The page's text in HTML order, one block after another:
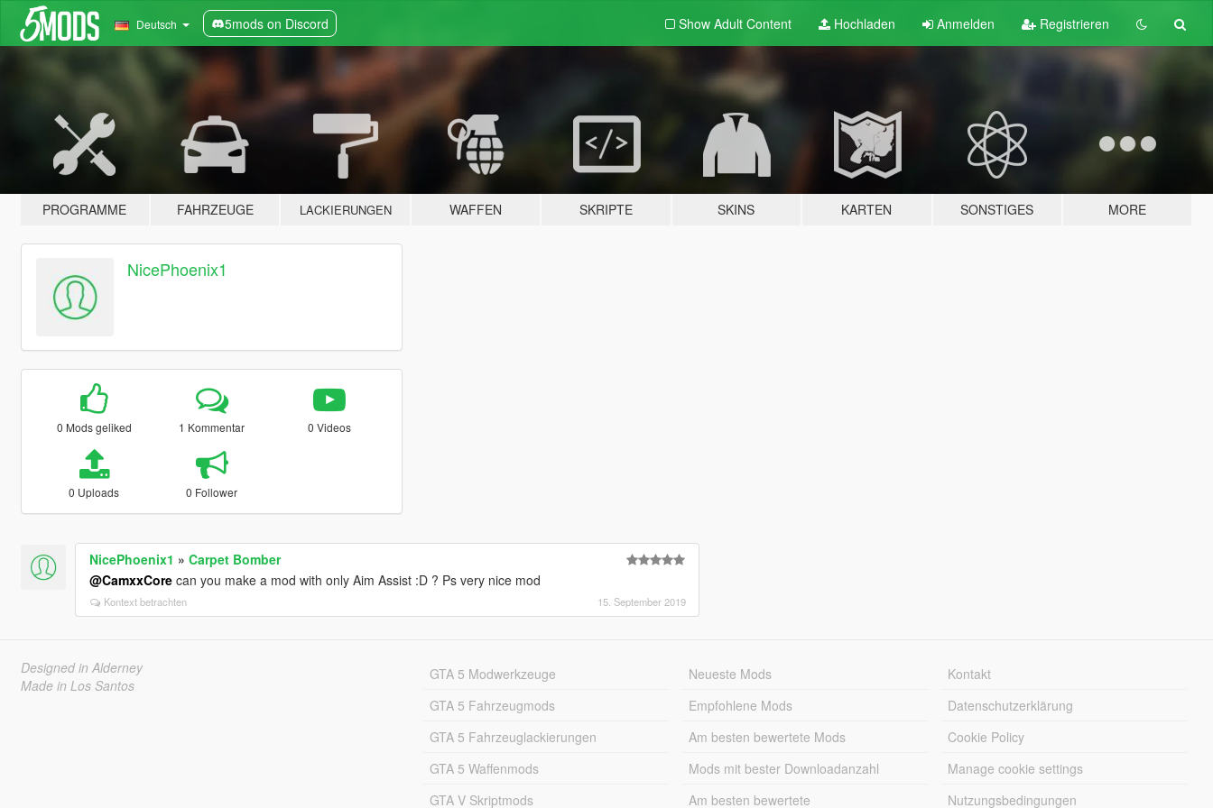
Deutsch 5mods on Discord Show Adult Content Hochladen Anmelden Registrieren
PROGRAMME FAHRZEUGE LACKIERUNGEN WAFFEN SKRIPTE SKINS KARTEN SONSTIGES MORE
NicePhoenix1
0 Mods geliked 1 Kommentar 0 Videos
0 Uploads 0 Follower
NicePhoenix1 » Carpet Bomber
@CamxxCorecan you make a mod with only Aim Assist :D ? Ps very nice mod
Kontext betrachten 15. September 2019
Designed in Alderney
Made in Los Santos
GTA 5 Modwerkzeuge
GTA 5 Fahrzeugmods
GTA 5 Fahrzeuglackierungen
GTA 5 Waffenmods
GTA V Skriptmods
Neueste Mods
Empfohlene Mods
Am besten bewertete Mods
Mods mit bester Downloadanzahl
Am besten bewertete
Kontakt
Datenschutzerklärung
Cookie Policy
Manage cookie settings
Nutzungsbedingungen